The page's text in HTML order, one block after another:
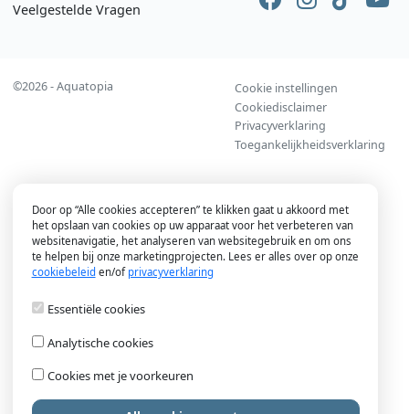
Veelgestelde Vragen
Door op “Alle cookies accepteren” te klikken gaat u akkoord met
het opslaan van cookies op uw apparaat voor het verbeteren van
websitenavigatie, het analyseren van websitegebruik en om ons
te helpen bij onze marketingprojecten. Lees er alles over op onze
cookiebeleid en/of privacyverklaring
Essentiële cookies
Analytische cookies
Cookies met je voorkeuren
Voet
©2026 - Aquatopia
Cookie instellingen
Cookiedisclaimer
Privacyverklaring
Toegankelijkheidsverklaring